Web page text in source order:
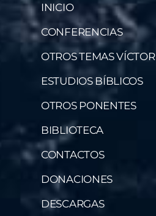
INICIO
CONFERENCIAS
OTROS TEMAS VÍCTOR
ESTUDIOS BÍBLICOS
OTROS PONENTES
BIBLIOTECA
CONTACTOS
DONACIONES
DESCARGAS